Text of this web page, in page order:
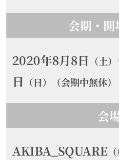
会期・開
2020年8月8日 （土）
日 （日）（会期中無休）
会
AKIBA_SQUARE